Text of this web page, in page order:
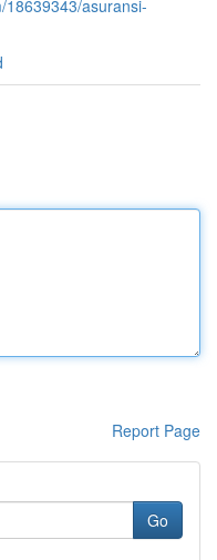
18639343/asuransi-
Report Page
Go